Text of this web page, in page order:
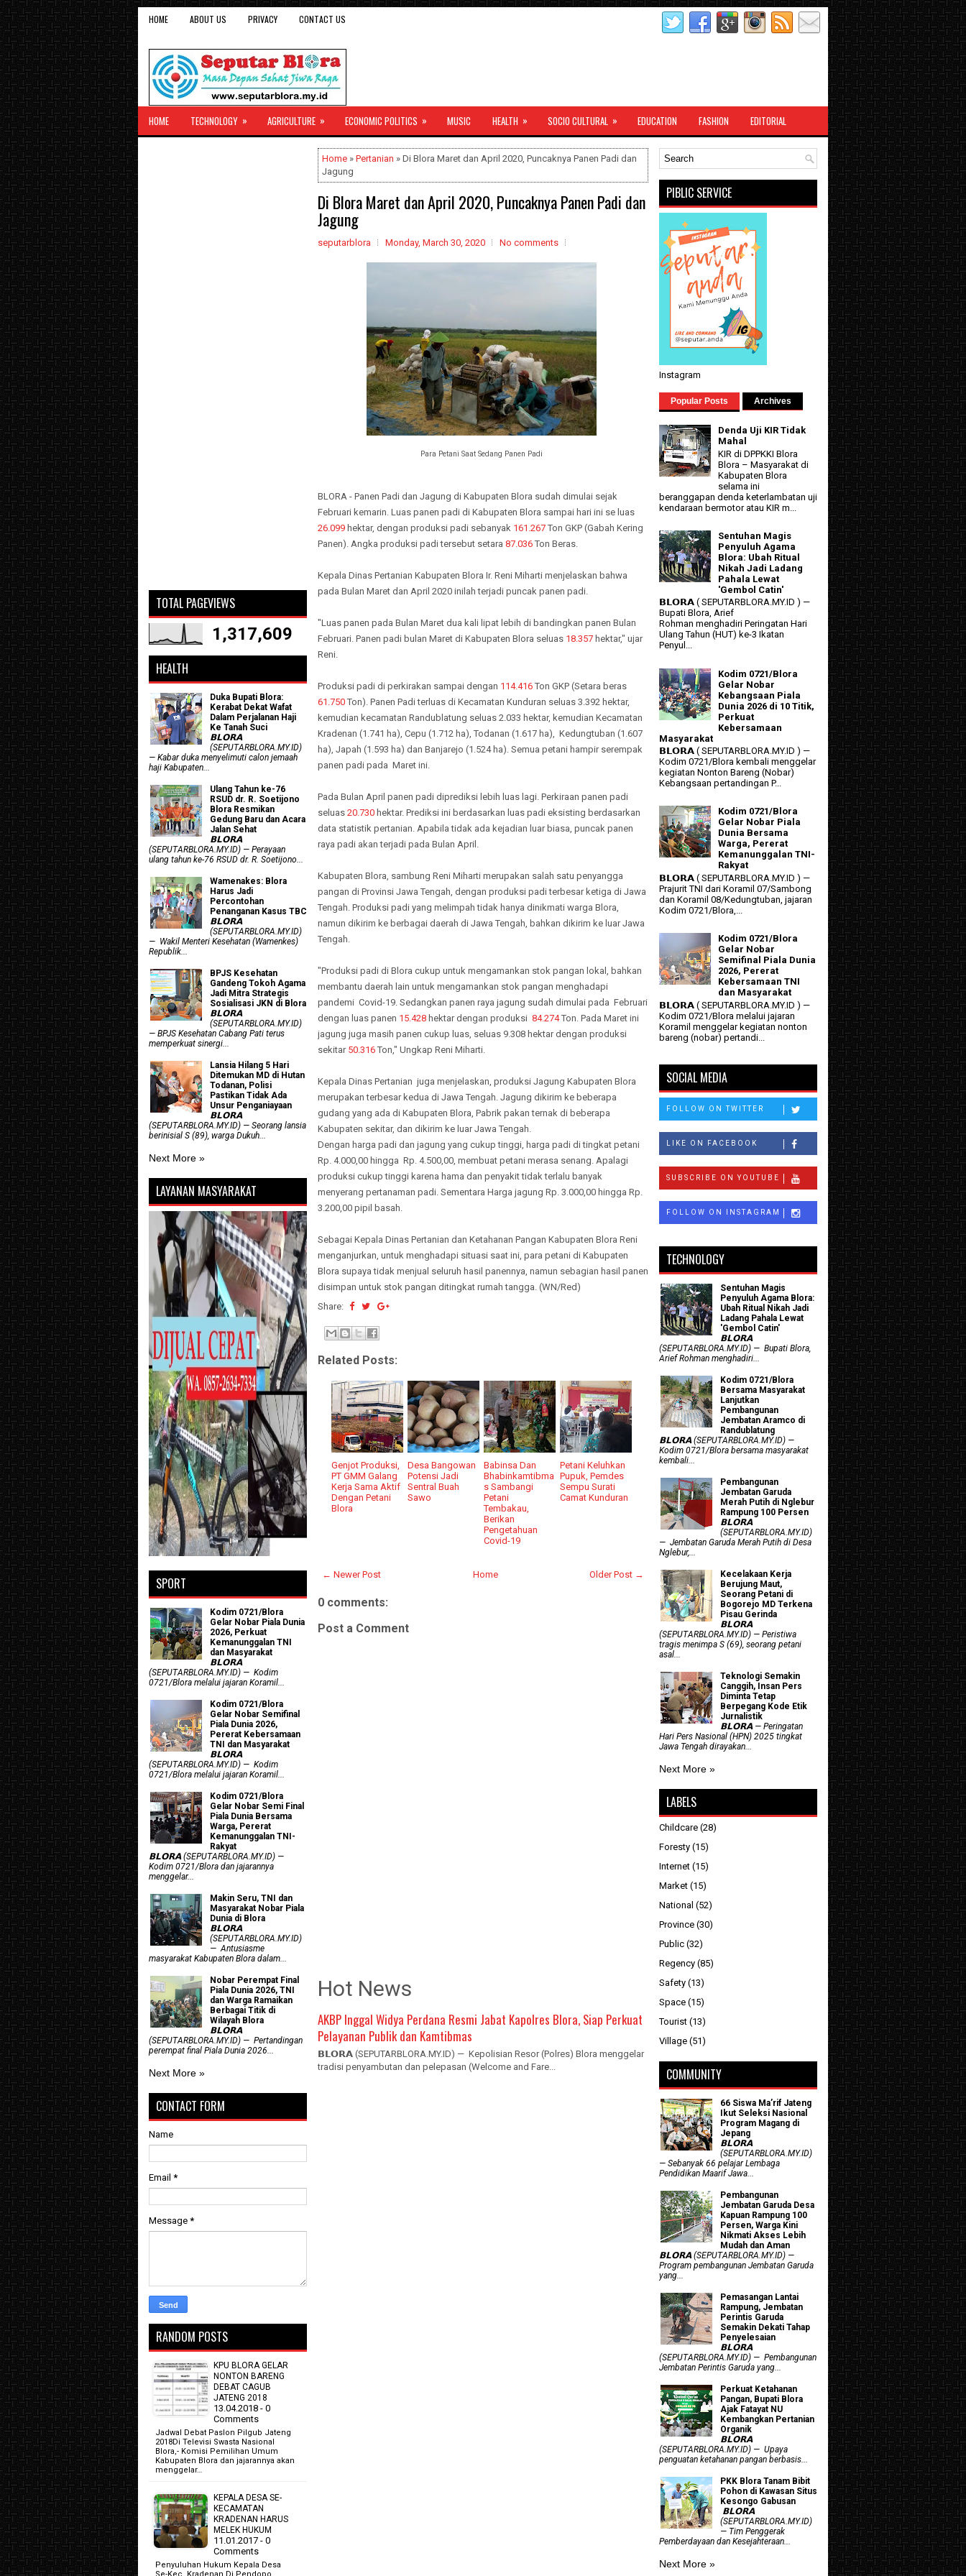
HOME ABOUT US PRIVACY CONTACT US
HOME TECHNOLOGY » AGRICULTURE » ECONOMIC POLITICS » MUSIC HEALTH » SOCIO CULTURAL » EDUCATION FASHION EDITORIAL
Home » Pertanian » Di Blora Maret dan April 2020, Puncaknya Panen Padi dan
Jagung
Di Blora Maret dan April 2020, Puncaknya Panen Padi dan
Jagung
seputarblora Monday, March 30, 2020 No comments
Para Petani Saat Sedang Panen Padi
BLORA - Panen Padi dan Jagung di Kabupaten Blora sudah dimulai sejak
Februari kemarin. Luas panen padi di Kabupaten Blora sampai hari ini se luas
26.099 hektar, dengan produksi padi sebanyak 161.267 Ton GKP (Gabah Kering
Panen). Angka produksi padi tersebut setara 87.036 Ton Beras.
Kepala Dinas Pertanian Kabupaten Blora Ir. Reni Miharti menjelaskan bahwa
pada Bulan Maret dan April 2020 inilah terjadi puncak panen padi.
"Luas panen pada Bulan Maret dua kali lipat lebih di bandingkan panen Bulan
Februari. Panen padi bulan Maret di Kabupaten Blora seluas 18.357 hektar," ujar
Reni.
Produksi padi di perkirakan sampai dengan 114.416 Ton GKP (Setara beras
61.750 Ton). Panen Padi terluas di Kecamatan Kunduran seluas 3.392 hektar,
kemudian kecamatan Randublatung seluas 2.033 hektar, kemudian Kecamatan
Kradenan (1.741 ha), Cepu (1.712 ha), Todanan (1.617 ha), Kedungtuban (1.607
ha), Japah (1.593 ha) dan Banjarejo (1.524 ha). Semua petani hampir serempak
panen padi pada Maret ini.
Pada Bulan April panen padi diprediksi lebih luas lagi. Perkiraan panen padi
seluas 20.730 hektar. Prediksi ini berdasarkan luas padi eksisting berdasarkan
data statistik pertanian. Apabila tidak ada kejadian luar biasa, puncak panen
raya padi akan terjadi pada Bulan April.
Kabupaten Blora, sambung Reni Miharti merupakan salah satu penyangga
pangan di Provinsi Jawa Tengah, dengan produksi padi terbesar ketiga di Jawa
Tengah. Produksi padi yang melimpah tidak hanya dinikmati warga Blora,
namun dikirim ke berbagai daerah di Jawa Tengah, bahkan dikirim ke luar Jawa
Tengah.
"Produksi padi di Blora cukup untuk mengamankan stok pangan lokal, bahkan
membantu daerah lain untuk mengamankan stok pangan menghadapi
pandemi Covid-19. Sedangkan panen raya jagung sudah dimulai pada Februari
dengan luas panen 15.428 hektar dengan produksi 84.274Ton. Pada Maret ini
jagung juga masih panen cukup luas, seluas 9.308 hektar dengan produksi
sekitar 50.316 Ton," Ungkap Reni Miharti.
Kepala Dinas Pertanian juga menjelaskan, produksi Jagung Kabupaten Blora
merupakan terbesar kedua di Jawa Tengah. Jagung dikirim ke beberapa
gudang yang ada di Kabupaten Blora, Pabrik pakan ternak di beberapa
Kabupaten sekitar, dan dikirim ke luar Jawa Tengah.
Dengan harga padi dan jagung yang cukup tinggi, harga padi di tingkat petani
Rp. 4.000,00 hingga Rp. 4.500,00, membuat petani merasa senang. Apalagi
produksi cukup tinggi karena hama dan penyakit tidak terlalu banyak
menyerang pertanaman padi. Sementara Harga jagung Rp. 3.000,00 hingga Rp.
3.200,00 pipil basah.
Sebagai Kepala Dinas Pertanian dan Ketahanan Pangan Kabupaten Blora Reni
menganjurkan, untuk menghadapi situasi saat ini, para petani di Kabupaten
Blora supaya tidak menjual seluruh hasil panennya, namun sebagian hasil panen
disimpan untuk stok pangan ditingkat rumah tangga. (WN/Red)
Share:
Related Posts:
Genjot Produksi,
PT GMM Galang
Kerja Sama Aktif
Dengan Petani
Blora
Desa Bangowan
Potensi Jadi
Sentral Buah
Sawo
Babinsa Dan
Bhabinkamtibma
s Sambangi
Petani
Tembakau,
Berikan
Pengetahuan
Covid-19
Petani Keluhkan
Pupuk, Pemdes
Sempu Surati
Camat Kunduran
← Newer Post Older Post →
Home
0 comments:
Post a Comment
Hot News
AKBP Inggal Widya Perdana Resmi Jabat Kapolres Blora, Siap Perkuat
Pelayanan Publik dan Kamtibmas
𝗕𝗟𝗢𝗥𝗔 (SEPUTARBLORA.MY.ID) — Kepolisian Resor (Polres) Blora menggelar
tradisi penyambutan dan pelepasan (Welcome and Fare...
TOTAL PAGEVIEWS
1,317,609
HEALTH
Duka Bupati Blora:
Kerabat Dekat Wafat
Dalam Perjalanan Haji
Ke Tanah Suci
𝗕𝗟𝗢𝗥𝗔
(SEPUTARBLORA.MY.ID)
— Kabar duka menyelimuti calon jemaah
haji Kabupaten...
Ulang Tahun ke-76
RSUD dr. R. Soetijono
Blora Resmikan
Gedung Baru dan Acara
Jalan Sehat
𝗕𝗟𝗢𝗥𝗔
(SEPUTARBLORA.MY.ID) — Perayaan
ulang tahun ke-76 RSUD dr. R. Soetijono...
Wamenakes: Blora
Harus Jadi
Percontohan
Penanganan Kasus TBC
𝗕𝗟𝗢𝗥𝗔
(SEPUTARBLORA.MY.ID)
— Wakil Menteri Kesehatan (Wamenkes)
Republik...
BPJS Kesehatan
Gandeng Tokoh Agama
Jadi Mitra Strategis
Sosialisasi JKN di Blora
𝗕𝗟𝗢𝗥𝗔
(SEPUTARBLORA.MY.ID)
— BPJS Kesehatan Cabang Pati terus
memperkuat sinergi...
Lansia Hilang 5 Hari
Ditemukan MD di Hutan
Todanan, Polisi
Pastikan Tidak Ada
Unsur Penganiayaan
𝗕𝗟𝗢𝗥𝗔
(SEPUTARBLORA.MY.ID) — Seorang lansia
berinisial S (89), warga Dukuh...
Next More »
LAYANAN MASYARAKAT
SPORT
Kodim 0721/Blora
Gelar Nobar Piala Dunia
2026, Perkuat
Kemanunggalan TNI
dan Masyarakat
𝗕𝗟𝗢𝗥𝗔
(SEPUTARBLORA.MY.ID) — Kodim
0721/Blora melalui jajaran Koramil...
Kodim 0721/Blora
Gelar Nobar Semifinal
Piala Dunia 2026,
Pererat Kebersamaan
TNI dan Masyarakat
𝗕𝗟𝗢𝗥𝗔
(SEPUTARBLORA.MY.ID) — Kodim
0721/Blora melalui jajaran Koramil...
Kodim 0721/Blora
Gelar Nobar Semi Final
Piala Dunia Bersama
Warga, Pererat
Kemanunggalan TNI-
Rakyat
𝗕𝗟𝗢𝗥𝗔 (SEPUTARBLORA.MY.ID) —
Kodim 0721/Blora dan jajarannya
menggelar...
Makin Seru, TNI dan
Masyarakat Nobar Piala
Dunia di Blora
𝗕𝗟𝗢𝗥𝗔
(SEPUTARBLORA.MY.ID)
— Antusiasme
masyarakat Kabupaten Blora dalam...
Nobar Perempat Final
Piala Dunia 2026, TNI
dan Warga Ramaikan
Berbagai Titik di
Wilayah Blora
𝗕𝗟𝗢𝗥𝗔
(SEPUTARBLORA.MY.ID) — Pertandingan
perempat final Piala Dunia 2026...
Next More »
CONTACT FORM
Name
Email *
Message *
RANDOM POSTS
KPU BLORA GELAR
NONTON BARENG
DEBAT CAGUB
JATENG 2018
13.04.2018 - 0
Comments
Jadwal Debat Paslon Pilgub Jateng
2018Di Televisi Swasta Nasional
Blora,- Komisi Pemilihan Umum
Kabupaten Blora dan jajarannya akan
menggelar…
KEPALA DESA SE-
KECAMATAN
KRADENAN HARUS
MELEK HUKUM
11.01.2017 - 0
Comments
Penyuluhan Hukum Kepala Desa
PIBLIC SERVICE
Instagram
Popular Posts Archives
Denda Uji KIR Tidak
Mahal
KIR di DPPKKI Blora
Blora – Masyarakat di
Kabupaten Blora
selama ini
beranggapan denda keterlambatan uji
kendaraan bermotor atau KIR m...
Sentuhan Magis
Penyuluh Agama
Blora: Ubah Ritual
Nikah Jadi Ladang
Pahala Lewat
'Gembol Catin'
𝗕𝗟𝗢𝗥𝗔 ( SEPUTARBLORA.MY.ID ) —
Bupati Blora, Arief
Rohman menghadiri Peringatan Hari
Ulang Tahun (HUT) ke-3 Ikatan
Penyul...
Kodim 0721/Blora
Gelar Nobar
Kebangsaan Piala
Dunia 2026 di 10 Titik,
Perkuat
Kebersamaan
Masyarakat
𝗕𝗟𝗢𝗥𝗔 ( SEPUTARBLORA.MY.ID ) —
Kodim 0721/Blora kembali menggelar
kegiatan Nonton Bareng (Nobar)
Kebangsaan pertandingan P...
Kodim 0721/Blora
Gelar Nobar Piala
Dunia Bersama
Warga, Pererat
Kemanunggalan TNI-
Rakyat
𝗕𝗟𝗢𝗥𝗔 ( SEPUTARBLORA.MY.ID ) —
Prajurit TNI dari Koramil 07/Sambong
dan Koramil 08/Kedungtuban, jajaran
Kodim 0721/Blora,...
Kodim 0721/Blora
Gelar Nobar
Semifinal Piala Dunia
2026, Pererat
Kebersamaan TNI
dan Masyarakat
𝗕𝗟𝗢𝗥𝗔 ( SEPUTARBLORA.MY.ID ) —
Kodim 0721/Blora melalui jajaran
Koramil menggelar kegiatan nonton
bareng (nobar) pertandi...
SOCIAL MEDIA
FOLLOW ON TWITTER
LIKE ON FACEBOOK
SUBSCRIBE ON YOUTUBE
FOLLOW ON INSTAGRAM
TECHNOLOGY
Sentuhan Magis
Penyuluh Agama Blora:
Ubah Ritual Nikah Jadi
Ladang Pahala Lewat
'Gembol Catin'
𝗕𝗟𝗢𝗥𝗔
(SEPUTARBLORA.MY.ID) — Bupati Blora,
Arief Rohman menghadiri...
Kodim 0721/Blora
Bersama Masyarakat
Lanjutkan
Pembangunan
Jembatan Aramco di
Randublatung
𝗕𝗟𝗢𝗥𝗔 (SEPUTARBLORA.MY.ID) —
Kodim 0721/Blora bersama masyarakat
kembali...
Pembangunan
Jembatan Garuda
Merah Putih di Nglebur
Rampung 100 Persen
𝗕𝗟𝗢𝗥𝗔
(SEPUTARBLORA.MY.ID)
— Jembatan Garuda Merah Putih di Desa
Nglebur,...
Kecelakaan Kerja
Berujung Maut,
Seorang Petani di
Bogorejo MD Terkena
Pisau Gerinda
𝗕𝗟𝗢𝗥𝗔
(SEPUTARBLORA.MY.ID) — Peristiwa
tragis menimpa S (69), seorang petani
asal...
Teknologi Semakin
Canggih, Insan Pers
Diminta Tetap
Berpegang Kode Etik
Jurnalistik
𝗕𝗟𝗢𝗥𝗔 — Peringatan
Hari Pers Nasional (HPN) 2025 tingkat
Jawa Tengah dirayakan...
Next More »
LABELS
Childcare (28)
Foresty (15)
Internet (15)
Market (15)
National (52)
Province (30)
Public (32)
Regency (85)
Safety (13)
Space (15)
Tourist (13)
Village (51)
COMMUNITY
66 Siswa Ma’rif Jateng
Ikut Seleksi Nasional
Program Magang di
Jepang
𝗕𝗟𝗢𝗥𝗔
(SEPUTARBLORA.MY.ID)
— Sebanyak 66 pelajar Lembaga
Pendidikan Maarif Jawa...
Pembangunan
Jembatan Garuda Desa
Kapuan Rampung 100
Persen, Warga Kini
Nikmati Akses Lebih
Mudah dan Aman
𝗕𝗟𝗢𝗥𝗔 (SEPUTARBLORA.MY.ID) —
Program pembangunan Jembatan Garuda
yang...
Pemasangan Lantai
Rampung, Jembatan
Perintis Garuda
Semakin Dekati Tahap
Penyelesaian
𝗕𝗟𝗢𝗥𝗔
(SEPUTARBLORA.MY.ID) — Pembangunan
Jembatan Perintis Garuda yang...
​Perkuat Ketahanan
Pangan, Bupati Blora
Ajak Fatayat NU
Kembangkan Pertanian
Organik
𝗕𝗟𝗢𝗥𝗔
(SEPUTARBLORA.MY.ID) — Upaya
penguatan ketahanan pangan berbasis...
PKK Blora Tanam Bibit
Pohon di Kawasan Situs
Kesongo Gabusan
‎ 𝗕𝗟𝗢𝗥𝗔
(SEPUTARBLORA.MY.ID)
— Tim Penggerak
Pemberdayaan dan Kesejahteraan...
Next More »